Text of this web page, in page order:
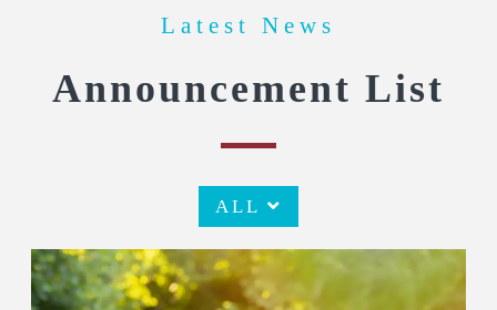
Latest News
Announcement List
ALL